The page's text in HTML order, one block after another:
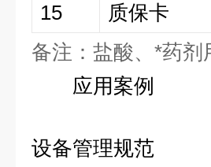
15
质保卡
备注：盐酸、*药剂
应用案例
设备管理规范